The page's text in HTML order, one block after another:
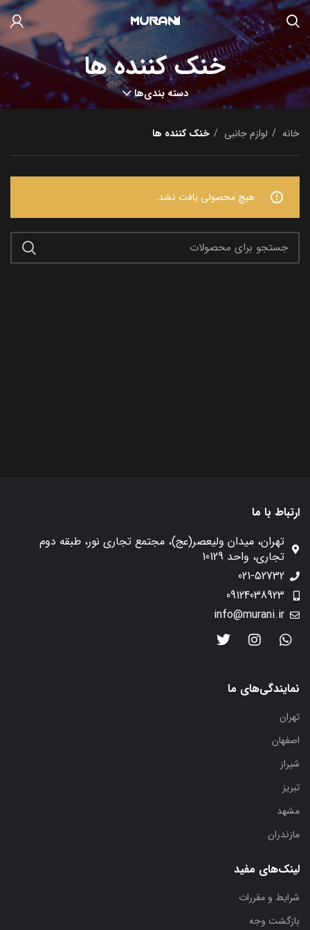
خنک کننده ها
دسته بندی‌ها
خانه لوازم جانبی خنک کننده ها
هیچ محصولی یافت نشد.
ارتباط با ما
تهران، میدان ولیعصر(عج)، مجتمع تجاری نور، طبقه دوم
تجاری، واحد 10129
021-52732
09124038923
info@murani.ir
نمایندگی‌های ما
تهران
اصفهان
شیراز
تبریز
مشهد
مازندران
لینک‌های مفید
شرایط و مقررات
بازگشت وجه